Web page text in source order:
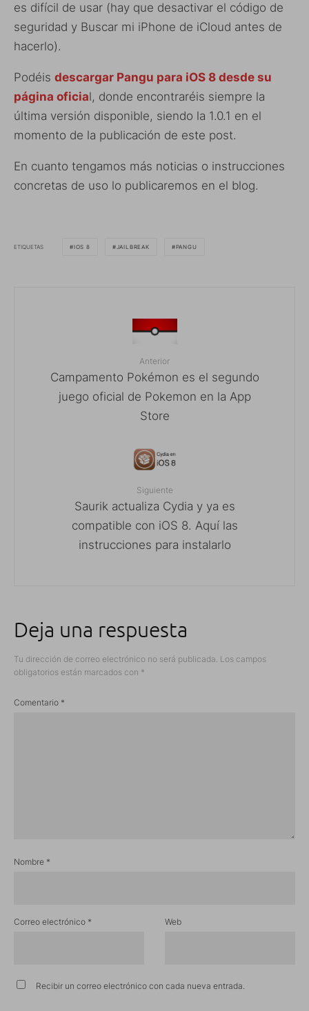
es difícil de usar (hay que desactivar el código de
seguridad y Buscar mi iPhone de iCloud antes de
hacerlo).
Podéis descargar Pangu para iOS 8 desde su
página oficial, donde encontraréis siempre la
última versión disponible, siendo la 1.0.1 en el
momento de la publicación de este post.
En cuanto tengamos más noticias o instrucciones
concretas de uso lo publicaremos en el blog.
ETIQUETAS IOS 8 JAILBREAK PANGU
Anterior
Campamento Pokémon es el segundo
juego oficial de Pokemon en la App
Store
Siguiente
Saurik actualiza Cydia y ya es
compatible con iOS 8. Aquí las
instrucciones para instalarlo
Deja una respuesta
Tu dirección de correo electrónico no será publicada. Los campos
obligatorios están marcados con *
Comentario *
Nombre *
Correo electrónico * Web
Recibir un correo electrónico con cada nueva entrada.